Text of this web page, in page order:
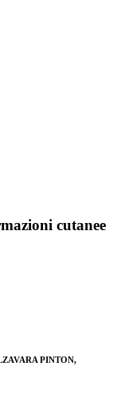
cutanee
PINTON,